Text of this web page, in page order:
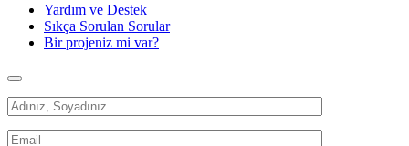
Yardım ve Destek
Sıkça Sorulan Sorular
Bir projeniz mi var?